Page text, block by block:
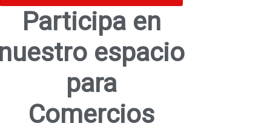
Participa en
nuestro espacio
para
Comercios